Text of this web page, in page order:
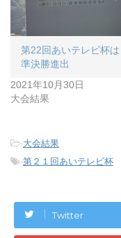
第22回あいテレビ杯は
準決勝進出
2021年10月30日
大会結果
-大会結果
-第２１回あいテレビ杯
Twitter